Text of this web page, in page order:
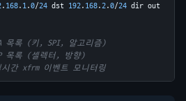
. 168. 1.0/24 dst 192. 168.2.0/24 dir out
목록 (키, SPI, 알고리즘)
목록 (셀렉터, 방향)
시간 xfrm 이벤트 모니터링